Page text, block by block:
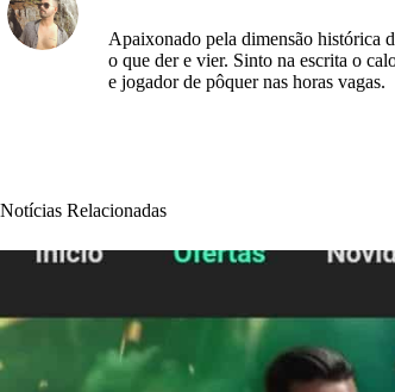
Apaixonado pela dimensão histórica
o que der e vier. Sinto na escrita o
e jogador de pôquer nas horas vagas.
Notícias Relacionadas